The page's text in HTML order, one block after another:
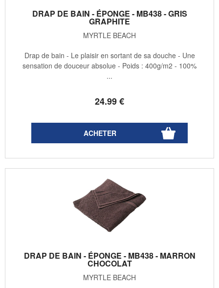
DRAP DE BAIN - ÉPONGE - MB438 - GRIS
GRAPHITE
MYRTLE BEACH
24.99€
Drap de bain - Le plaisir en sortant de sa douche - Une
sensation de douceur absolue - Poids : 400g/m2 - 100%
...
DRAP DE BAIN - ÉPONGE - MB438 - MARRON
CHOCOLAT
MYRTLE BEACH